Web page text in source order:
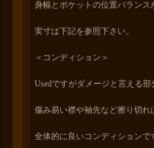
身幅とポケットの位置バランス
実寸は下記を参照下さい。
＜コンディション＞
Usedですがダメージと言える部
傷み易い襟や袖先など擦り切
全体的に良いコンディションで